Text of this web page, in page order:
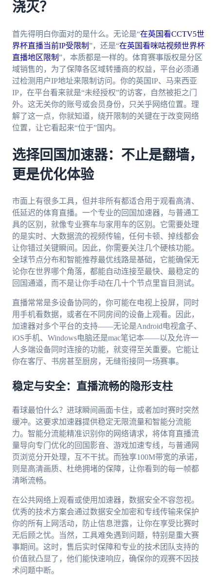
浇灭？
首先得明白你面对的是什么。无论是“在英国看CCTV5世
界杯直播当前IP受限制 ”，还是“在英国看咪咕视频世界杯
直播地区限制 ”，本质都是一样的。体育赛事版权是分区
域销售的，为了保障各区域转播商的权益，平台必须通
过检测用户IP地址来限制访问。你的英国IP、马来西亚
IP，在平台看来就是“未经授权”的访客，自然被拒之门
外。这无关你的账号或会员身份，只关乎网络位置。理
解了这一点，你就知道，绕开限制的关键在于改变网络
位置，让它看起来“位于”国内。
选择回国加速器：不止是翻墙，
更是优化体验
市面上有很多工具，但并非所有都适合用于观看高清、
低延迟的体育直播。一个专业的回国加速器，与普通工
具的区别，就像专业赛车与家用车的区别。它需要处理
的是实时、大数据流的视频传输，任何卡顿、掉线都会
让你错过关键瞬间。因此，你需要关注几个硬核功能。
全球节点分布和智能推荐最优线路是基础，它能确保无
论你在世界哪个角落，都能自动连接至最快、最稳定的
回国通道，而不是让你手动在几十个节点里盲目测试。
直播常常是多设备协同的，你可能在电视上投屏，同时
用手机看数据，或者在不同房间的设备上观看。因此，
加速器对多个平台的支持——无论是Android电视盒子、
iOS手机、Windows电脑还是mac笔记本——以及允许一
人多端设备同时连接的功能，就变得至关重要。它能让
你在客厅、书房甚至厨房，无缝衔接同一场赛事。
稳定与安全：直播流畅的隐形支柱
看球最怕什么？进球瞬间画面卡住，或者加时赛时突然
缓冲。这要求加速器提供稳定无限流量和智能分流能
力。智能分流能精准识别你的网络请求，将体育直播流
量导向专门优化的回国影音、游戏加速专线，与普通网
页浏览分开处理，互不干扰。而独享100M带宽的承诺，
则是高清画质、杜绝拥堵的保障，让你看到的每一帧都
清晰流畅。
在公共网络上观看或使用加速器，数据安全不容忽视。
优秀的技术方案会通过数据安全加密和专线传输来保护
你的所有上网活动，防止信息泄露，让你在享受比赛时
无后顾之忧。当然，工具难免遇到问题，特别是重大赛
事期间。这时，售后实时保障和专业的技术团队支持的
价值就凸显了，他们能快速响应，确保你的观赛不因技
术问题中断。